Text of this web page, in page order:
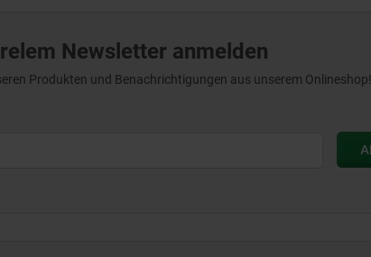
Newsletter anmelden
Produkten und Benachrichtigungen aus unserem Onlineshop!